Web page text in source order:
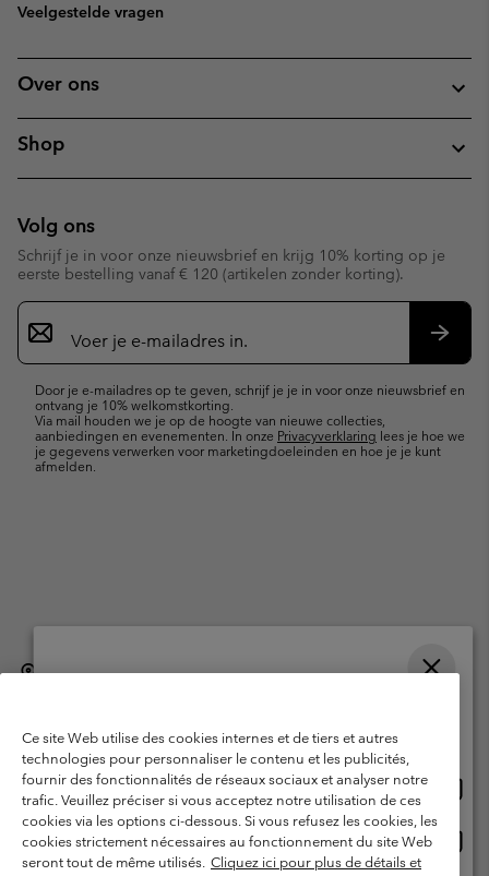
Veelgestelde vragen
Over ons
Shop
Volg ons
Schrijf je in voor onze nieuwsbrief en krijg 10% korting op je
eerste bestelling vanaf € 120 (artikelen zonder korting).
Aanmelden
voor
e-
Door je e-mailadres op te geven, schrijf je je in voor onze nieuwsbrief en
ontvang je 10% welkomstkorting.
Via mail houden we je op de hoogte van nieuwe collecties,
aanbiedingen en evenementen. In onze Privacyverklaring lees je hoe we
je gegevens verwerken voor marketingdoeleinden en hoe je je kunt
afmelden.
België (Nederlands) | English ›| français ›
Gebruiksvoorwaarden
Verkoopvoorwaarden
Garantie
Privacybeleid
Gebruiksvoorwaarden voor lidmaatschap
Voorwaarden voor door gebruikers gegenereerde inhoud
Impressum
Cookies
Ce site Web utilise des cookies internes et de tiers et autres
technologies pour personnaliser le contenu et les publicités,
fournir des fonctionnalités de réseaux sociaux et analyser notre
trafic. Veuillez préciser si vous acceptez notre utilisation de ces
cookies via les options ci-dessous. Si vous refusez les cookies, les
cookies strictement nécessaires au fonctionnement du site Web
seront tout de même utilisés. Cliquez ici pour plus de détails et
Online shoppen beschikbaar
United States
Belgium-English